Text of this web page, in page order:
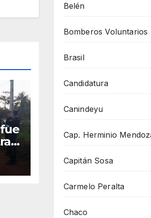
Belén
Bomberos Voluntarios
Brasil
Candidatura
Canindeyu
Cap. Herminio
Capitán Sosa
Carmelo Peralta
Chaco